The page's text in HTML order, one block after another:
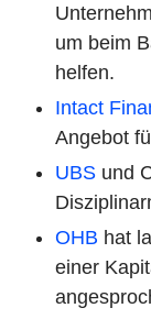
um beim
helfen.
Intact
Angebot
UBS und
OHB hat
einer